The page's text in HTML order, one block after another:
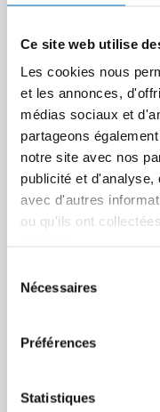
Ce site web utilise
Les cookies nous
et les annonces,
médias sociaux et
partageons
notre site avec nos
publicité et
avec d'autres
ou qu'ils ont
Nécessaires
Préférences
Statistiques
Le Forum économique
cette année l’a montré :
l’ordre mondial
Article | 02.02.2026
« Un tsunami
Martin Hirzel se penche